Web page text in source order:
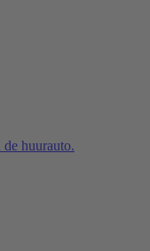
de huurauto.